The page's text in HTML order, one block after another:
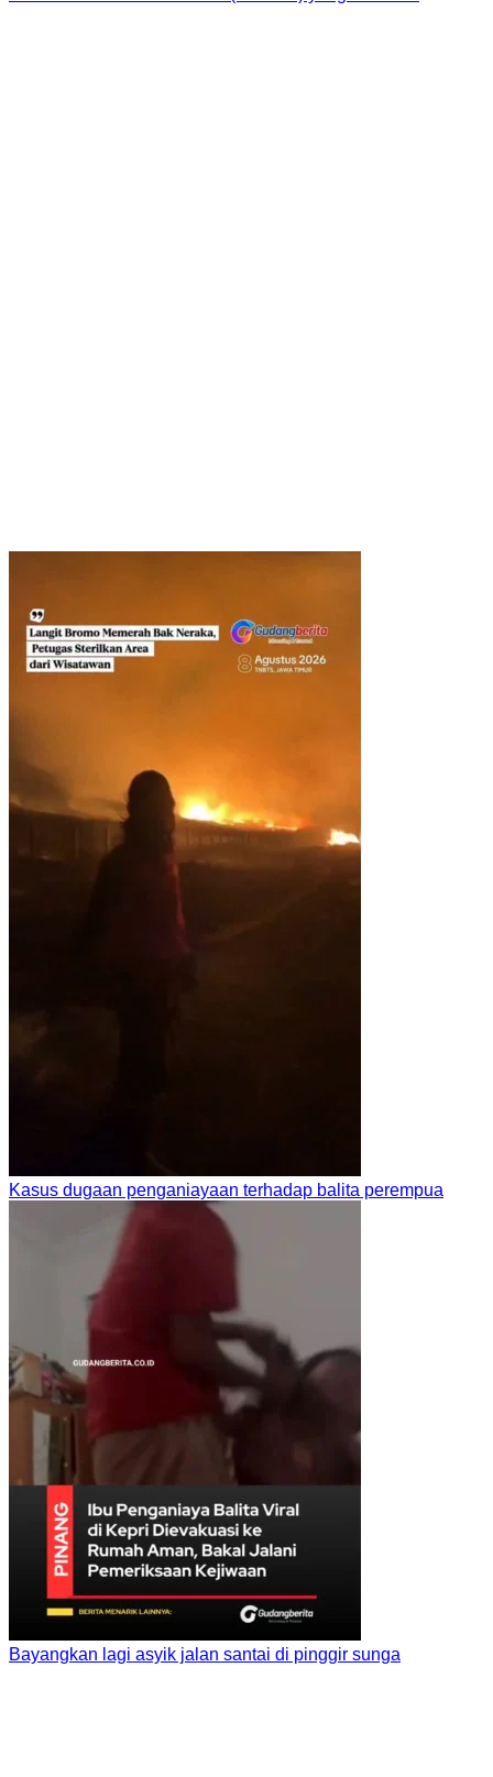
Kasus dugaan penganiayaan terhadap balita perempua
Bayangkan lagi asyik jalan santai di pinggir sunga